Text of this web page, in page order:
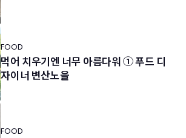
FOOD
먹어 치우기엔 너무 아름다워 ① 푸드 디
자이너 변산노을
FOOD